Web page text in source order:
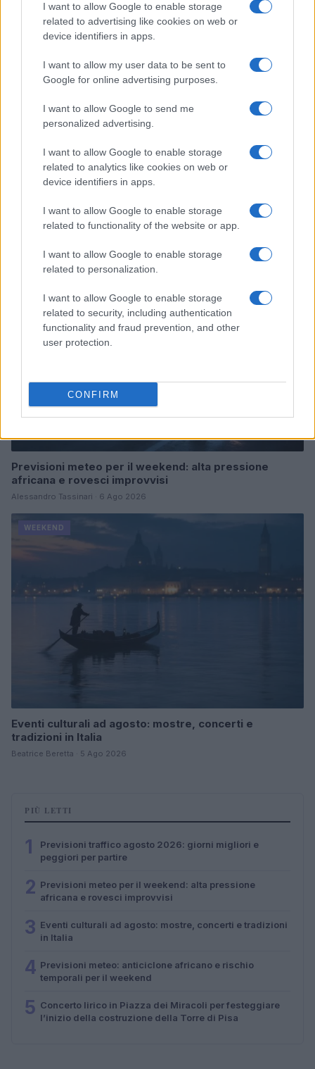
I want to allow Google to enable storage
related to advertising like cookies on web or
device identifiers in apps.
I want to allow my user data to be sent to
Google for online advertising purposes.
I want to allow Google to send me
personalized advertising.
I want to allow Google to enable storage
related to analytics like cookies on web or
device identifiers in apps.
I want to allow Google to enable storage
related to functionality of the website or app.
I want to allow Google to enable storage
related to personalization.
I want to allow Google to enable storage
related to security, including authentication
functionality and fraud prevention, and other
user protection.
CONFIRM
WEEKEND
Previsioni traffico agosto 2026: giorni migliori e
peggiori per partire
WEEKEND
Previsioni meteo per il weekend: alta pressione
africana e rovesci improvvisi
Alessandro Tassinari · 6 Ago 2026
WEEKEND
Eventi culturali ad agosto: mostre, concerti e
tradizioni in Italia
Beatrice Beretta · 5 Ago 2026
PIÙ LETTI
1
Previsioni traffico agosto 2026: giorni migliori e
peggiori per partire
2 Previsioni meteo per il weekend: alta pressione
africana e rovesci improvvisi
3 Eventi culturali ad agosto: mostre, concerti e tradizioni
in Italia
4 Previsioni meteo: anticiclone africano e rischio
temporali per il weekend
5 Concerto lirico in Piazza dei Miracoli per festeggiare
l’inizio della costruzione della Torre di Pisa